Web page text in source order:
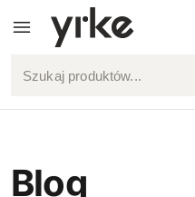
Szukaj produktów...
Blog